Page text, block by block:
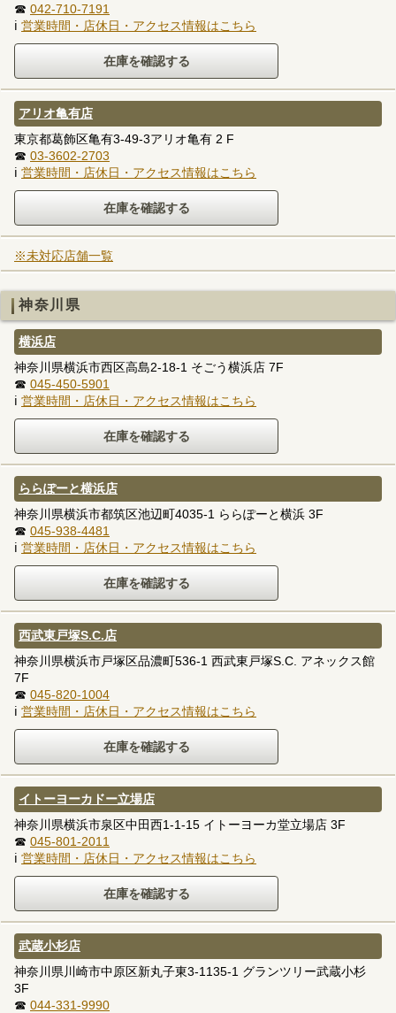
☎ 042-710-7191
ℹ 営業時間・店休日・アクセス情報はこちら
アリオ亀有店
東京都葛飾区亀有3-49-3アリオ亀有 2 F
☎ 03-3602-2703
ℹ 営業時間・店休日・アクセス情報はこちら
※未対応店舗一覧
神奈川県
横浜店
神奈川県横浜市西区高島2-18-1 そごう横浜店 7F
☎ 045-450-5901
ℹ 営業時間・店休日・アクセス情報はこちら
ららぽーと横浜店
神奈川県横浜市都筑区池辺町4035-1 ららぽーと横浜 3F
☎ 045-938-4481
ℹ 営業時間・店休日・アクセス情報はこちら
西武東戸塚S.C.店
神奈川県横浜市戸塚区品濃町536-1 西武東戸塚S.C. アネックス館
7F
☎ 045-820-1004
ℹ 営業時間・店休日・アクセス情報はこちら
イトーヨーカドー立場店
神奈川県横浜市泉区中田西1-1-15 イトーヨーカ堂立場店 3F
☎ 045-801-2011
ℹ 営業時間・店休日・アクセス情報はこちら
武蔵小杉店
神奈川県川崎市中原区新丸子東3-1135-1 グランツリー武蔵小杉
3F
☎ 044-331-9990